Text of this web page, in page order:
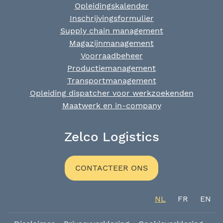
Opleidingskalender
Inschrijvingsformulier
Supply chain management
Magazijnmanagement
Voorraadbeheer
Productiemanagement
Transportmanagement
Opleiding dispatcher voor werkzoekenden
Maatwerk en in-company
Zelco Logistics
CONTACTEER ONS
NL FR EN